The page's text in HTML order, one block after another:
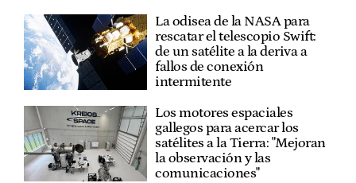
La odisea de la NASA para
rescatar el telescopio Swift:
de un satélite a la deriva a
fallos de conexión
intermitente
Los motores espaciales
gallegos para acercar los
satélites a la Tierra: "Mejoran
la observación y las
comunicaciones"